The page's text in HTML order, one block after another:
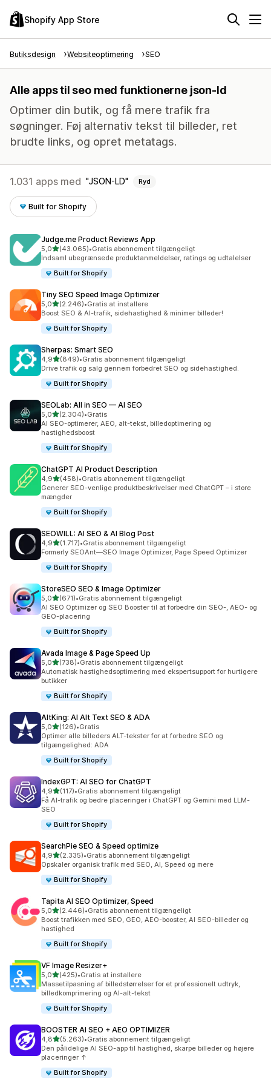
Shopify App Store
Butiksdesign Websiteoptimering SEO
Alle apps til seo med funktionerne json-ld
Optimer din butik, og få mere trafik fra
søgninger. Føj alternativ tekst til billeder, ret
brudte links, og opret metatags.
1.031 apps med JSON-LD Ryd
Built for Shopify
Judge.me Product Reviews App
5,0ud af 5 stjerner
(43.065)
43065 anmeldelser i alt
•Gratis abonnement tilgængeligt
Indsaml ubegrænsede produktanmeldelser, ratings og udtalelser
Built for Shopify
Tiny SEO Speed Image Optimizer
5,0ud af 5 stjerner
(2.246)
2246 anmeldelser i alt
•Gratis at installere
Boost SEO & AI-trafik, sidehastighed & minimer billeder!
Built for Shopify
Sherpas: Smart SEO
4,9ud af 5 stjerner
(849)
849 anmeldelser i alt
•Gratis abonnement tilgængeligt
Drive trafik og salg gennem forbedret SEO og sidehastighed.
Built for Shopify
SEOLab: All in SEO — AI SEO
5,0ud af 5 stjerner
(2.304)
2304 anmeldelser i alt
•Gratis
AI SEO-optimerer, AEO, alt-tekst, billedoptimering og
hastighedsboost
Built for Shopify
ChatGPT AI Product Description
4,9ud af 5 stjerner
(458)
458 anmeldelser i alt
•Gratis abonnement tilgængeligt
Generer SEO-venlige produktbeskrivelser med ChatGPT – i store
mængder
Built for Shopify
SEOWILL: AI SEO & AI Blog Post
4,9ud af 5 stjerner
(1.717)
1717 anmeldelser i alt
•Gratis abonnement tilgængeligt
Formerly SEOAnt—SEO Image Optimizer, Page Speed Optimizer
Built for Shopify
StoreSEO SEO & Image Optimizer
5,0ud af 5 stjerner
(671)
671 anmeldelser i alt
•Gratis abonnement tilgængeligt
AI SEO Optimizer og SEO Booster til at forbedre din SEO-, AEO- og
GEO-placering
Built for Shopify
Avada Image & Page Speed Up
5,0ud af 5 stjerner
(738)
738 anmeldelser i alt
•Gratis abonnement tilgængeligt
Automatisk hastighedsoptimering med ekspertsupport for hurtigere
butikker
Built for Shopify
AltKing: AI Alt Text SEO & ADA
5,0ud af 5 stjerner
(126)
126 anmeldelser i alt
•Gratis
Optimer alle billeders ALT-tekster for at forbedre SEO og
tilgængelighed: ADA
Built for Shopify
IndexGPT: AI SEO for ChatGPT
4,9ud af 5 stjerner
(117)
117 anmeldelser i alt
•Gratis abonnement tilgængeligt
Få AI-trafik og bedre placeringer i ChatGPT og Gemini med LLM-
SEO
Built for Shopify
SearchPie SEO & Speed optimize
4,9ud af 5 stjerner
(2.335)
2335 anmeldelser i alt
•Gratis abonnement tilgængeligt
Opskaler organisk trafik med SEO, AI, Speed og mere
Built for Shopify
Tapita AI SEO Optimizer, Speed
5,0ud af 5 stjerner
(2.446)
2446 anmeldelser i alt
•Gratis abonnement tilgængeligt
Boost trafikken med SEO, GEO, AEO-booster, AI SEO-billeder og
hastighed
Built for Shopify
VF Image Resizer+
5,0ud af 5 stjerner
(425)
425 anmeldelser i alt
•Gratis at installere
Massetilpasning af billedstørrelser for et professionelt udtryk,
billedkomprimering og AI-alt-tekst
Built for Shopify
BOOSTER AI SEO + AEO OPTIMIZER
4,8ud af 5 stjerner
(5.263)
5263 anmeldelser i alt
•Gratis abonnement tilgængeligt
Den pålidelige AI SEO-app til hastighed, skarpe billeder og højere
placeringer ↑
Built for Shopify